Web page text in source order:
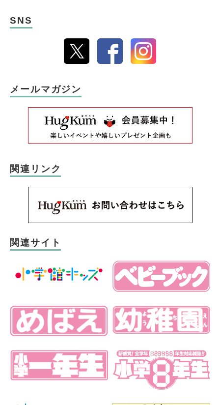
SNS
メールマガジン
関連リンク
関連サイト